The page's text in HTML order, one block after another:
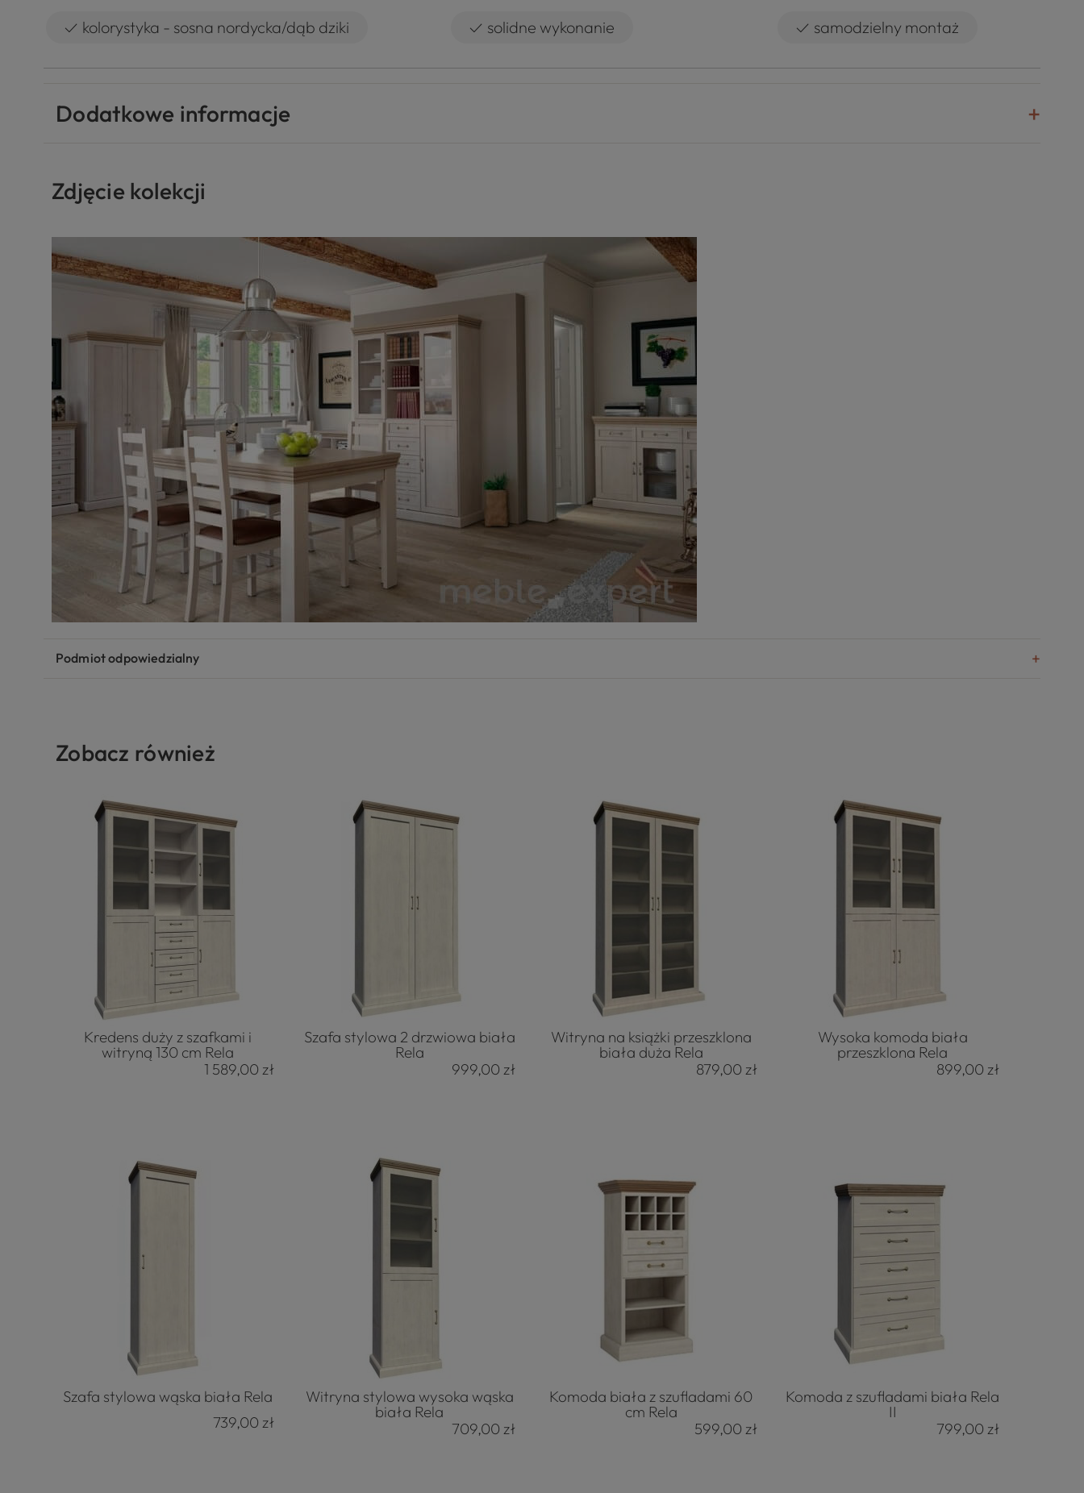
✓ kolorystyka - sosna nordycka/dąb dziki ✓ solidne wykonanie ✓ samodzielny montaż
Dodatkowe informacje
Zdjęcie kolekcji
Podmiot odpowiedzialny
Zobacz również
Kredens duży z szafkami i
witryną 130 cm Rela
1 589,00 zł
Szafa stylowa 2 drzwiowa biała
Rela
999,00 zł
Witryna na książki przeszklona
biała duża Rela
879,00 zł
Wysoka komoda biała
przeszklona Rela
899,00 zł
Szafa stylowa wąska biała Rela
739,00 zł
Witryna stylowa wysoka wąska
biała Rela
709,00 zł
Komoda biała z szufladami 60
cm Rela
599,00 zł
Komoda z szufladami biała Rela
II
799,00 zł